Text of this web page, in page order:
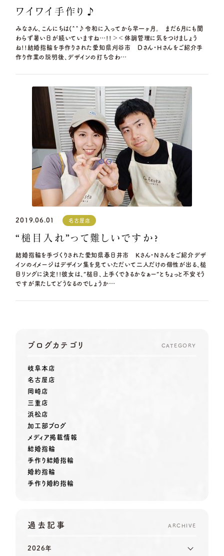
ワイワイ手作り♪
みなさん、こんにちは(^^♪令和に入ってから早一ヶ月。 まだ6月にも関
わらず暑い日が続いていますね…!!＞＜体調管理に気をつけましょう
ね!!結婚指輪を手作りされた愛知県刈谷市 Dさん・Hさんをご紹介手
作り作業の説明後、デザインの打ち合わ…
2019.06.01 名古屋店
“槌目入れ”って難しいですか?
結婚指輪を手づくりされた愛知県春日井市 Kさん・Nさんをご紹介デザ
インのイメージはデザイン集を見ていただいて二人だけの個性が出る、槌
目リングに決定!!彼女は、”槌目、上手くできるかなぁー”とちょっと不安そう
ですが果たしてどうなるのでしょうか…
ブログカテゴリ CATEGORY
岐阜本店
名古屋店
岡崎店
三重店
浜松店
加工部ブログ
メディア掲載情報
結婚指輪
手作り結婚指輪
婚約指輪
手作り婚約指輪
過去記事 ARCHIVE
2026年